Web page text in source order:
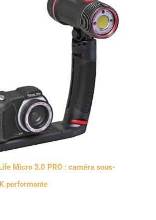
Micro 3.0 PRO : caméra sous-
performante